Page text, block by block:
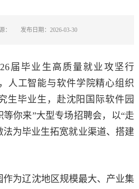
： 发布日期：2026-03-30
届毕业生高质量就业攻坚行
人工智能与软件学院精心组织
生毕业生，赴沈阳国际软件园
等你来”大型专场招聘会，以“走
法为毕业生拓宽就业渠道、搭建
作为辽沈地区规模最大、产业集